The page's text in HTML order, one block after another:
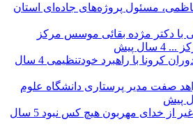
مسئول پروژه‌های جاده‌ای استان
با دکتر مژده بقائی موسس مرکز
... 4 سال پیش
کرونا با راهبرد خودتنظیمی
4 سال
صفت مدیر پرستاری دانشگاه علوم
غیر از خدای مهربون هیچ کس نبود
5 سال